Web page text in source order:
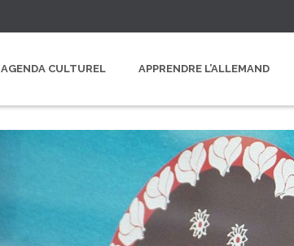
AGENDA CULTUREL APPRENDRE L’ALLEMAND